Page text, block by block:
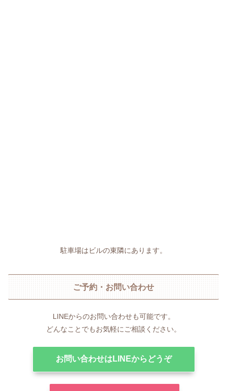
駐車場はビルの東隣にあります。
ご予約・お問い合わせ
LINEからのお問い合わせも可能です。
どんなことでもお気軽にご相談ください。
お問い合わせはLINEからどうぞ